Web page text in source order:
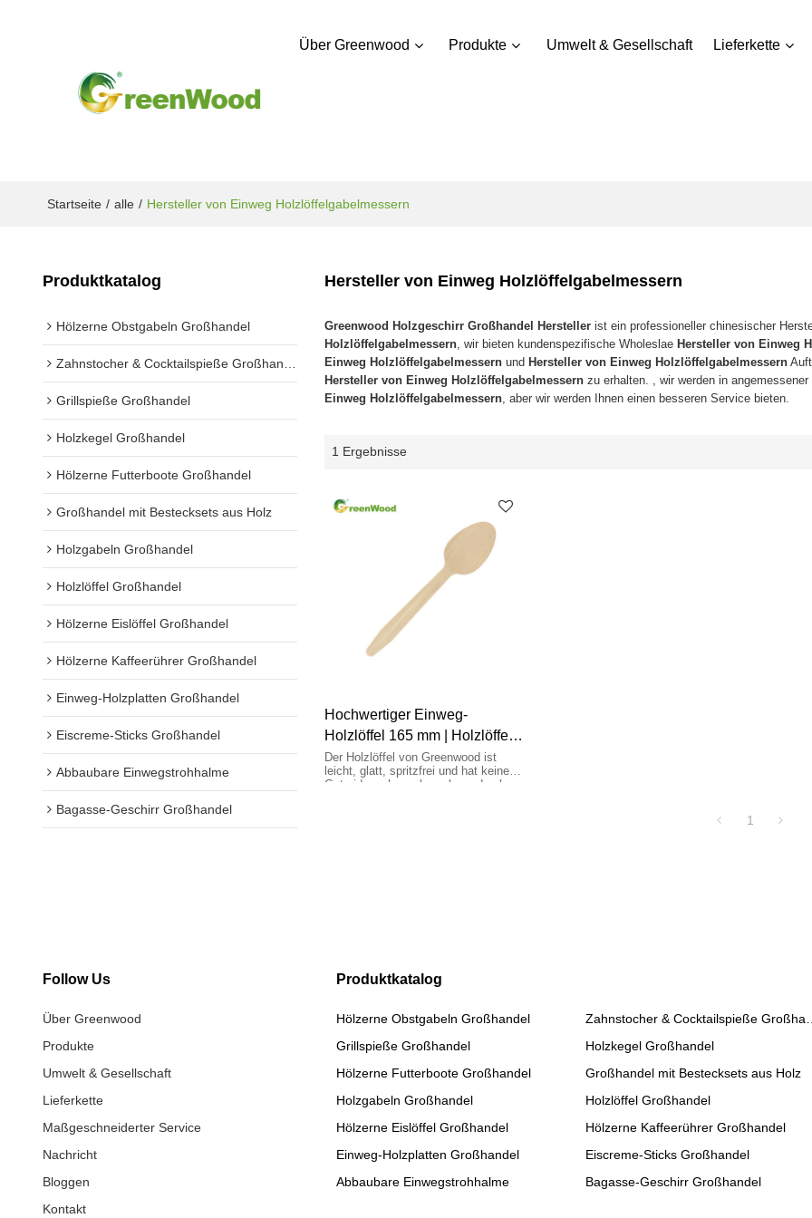
Über Greenwood Produkte Umwelt & Gesellschaft Lieferkette
Startseite / alle / Hersteller von Einweg Holzlöffelgabelmessern
Produktkatalog
Hölzerne Obstgabeln Großhandel
Zahnstocher & Cocktailspieße Großhandel
Grillspieße Großhandel
Holzkegel Großhandel
Hölzerne Futterboote Großhandel
Großhandel mit Bestecksets aus Holz
Holzgabeln Großhandel
Holzlöffel Großhandel
Hölzerne Eislöffel Großhandel
Hölzerne Kaffeerührer Großhandel
Einweg-Holzplatten Großhandel
Eiscreme-Sticks Großhandel
Abbaubare Einwegstrohhalme
Bagasse-Geschirr Großhandel
Hersteller von Einweg Holzlöffelgabelmessern
Greenwood Holzgeschirr Großhandel Hersteller ist ein professioneller chinesischer
Holzlöffelgabelmessern , wir bieten kundenspezifische WholeslaeHersteller von Einweg
Einweg Holzlöffelgabelmessern undHersteller von Einweg Holzlöffelgabelmessern
Hersteller von Einweg Holzlöffelgabelmessern zu erhalten. , wir werden in
Einweg Holzlöffelgabelmessern , aber wir werden Ihnen einen besseren Service bieten.
1 Ergebnisse
Hochwertiger Einweg-
Holzlöffel 165 mm | Holzlöffel
Großhandel
Der Holzlöffel von Greenwood ist
leicht, glatt, spritzfrei und hat keinen
Getreidenachgeschmack, wodurch er
1
Follow Us
Über Greenwood
Produkte
Umwelt & Gesellschaft
Lieferkette
Maßgeschneiderter Service
Nachricht
Bloggen
Kontakt
Produktkatalog
Hölzerne Obstgabeln Großhandel
Zahnstocher &
Grillspieße Großhandel
Holzkegel Großhandel
Hölzerne Futterboote Großhandel
Großhandel mit Bestecksets aus Holz
Holzgabeln Großhandel
Holzlöffel Großhandel
Hölzerne Eislöffel Großhandel
Hölzerne Kaffeerührer Großhandel
Einweg-Holzplatten Großhandel
Eiscreme-Sticks Großhandel
Abbaubare Einwegstrohhalme
Bagasse-Geschirr Großhandel